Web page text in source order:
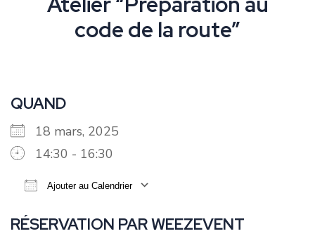
code de la route”
QUAND
18 mars, 2025
14:30 - 16:30
Ajouter au Calendrier
RÉSERVATION PAR WEEZEVENT